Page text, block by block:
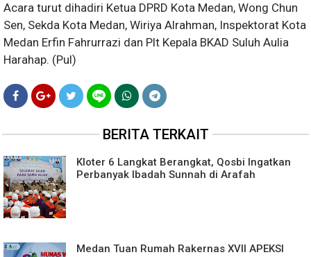
Acara turut dihadiri Ketua DPRD Kota Medan, Wong Chun
Sen, Sekda Kota Medan, Wiriya Alrahman, Inspektorat Kota
Medan Erfin Fahrurrazi dan Plt Kepala BKAD Suluh Aulia
Harahap. (Pul)
BERITA TERKAIT
Kloter 6 Langkat Berangkat, Qosbi Ingatkan
Perbanyak Ibadah Sunnah di Arafah
Medan Tuan Rumah Rakernas XVII APEKSI